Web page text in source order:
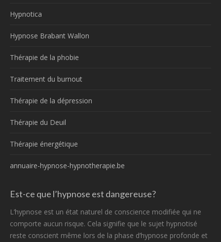
Hypnotica
Hypnose Brabant Wallon
Thérapie de la phobie
Traitement du burnout
Thérapie de la dépression
Thérapie du Deuil
Thérapie énergétique
annuaire-hypnose-hypnotherapie.be
Est-ce que l’hypnose est dangereuse?
L’hypnose est un état naturel de conscience modifiée qui ne
comporte aucun risque. Cela signifie que le sujet hypnotisé
reste conscient même lors de la phase d’hypnose profonde et